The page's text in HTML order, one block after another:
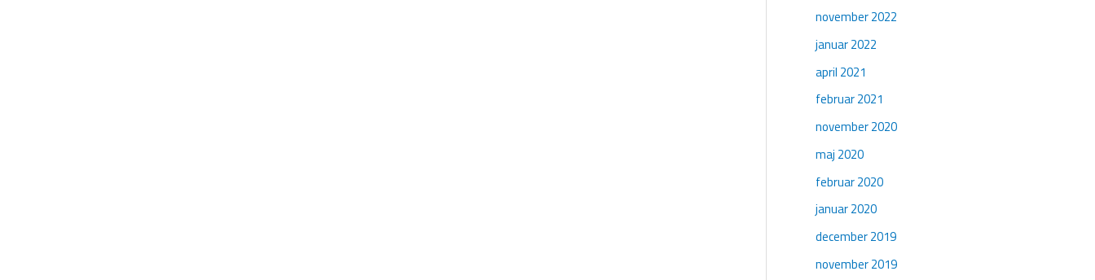
november 2022
januar 2022
april 2021
februar 2021
november 2020
maj 2020
februar 2020
januar 2020
december 2019
november 2019